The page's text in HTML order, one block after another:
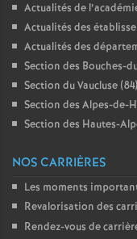
Actualités de
Actualités des
Actualités des
Section des Bouches-
Section du Vaucluse (84)
Section des Alpes-de-
Section des Hautes-
NOS CARRIÈRES
Les moments
Revalorisation des
Rendez-vous de